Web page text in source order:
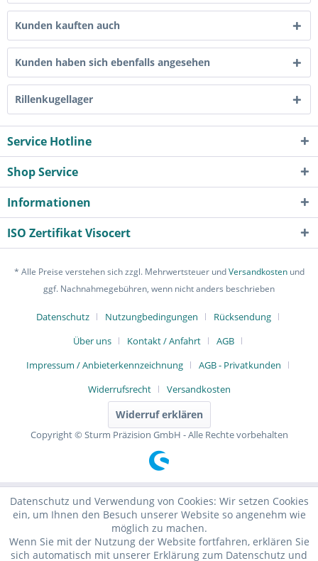
Kunden kauften auch
Kunden haben sich ebenfalls angesehen
Rillenkugellager
Service Hotline
Shop Service
Informationen
ISO Zertifikat Visocert
* Alle Preise verstehen sich zzgl. Mehrwertsteuer undVersandkostenund
ggf. Nachnahmegebühren, wenn nicht anders beschrieben
Datenschutz Nutzungbedingungen
Rücksendung
Über uns
Kontakt / Anfahrt
AGB
Impressum / Anbieterkennzeichnung
AGB - Privatkunden
Widerrufsrecht
Versandkosten
Widerruf erklären
Copyright © Sturm Präzision GmbH - Alle Rechte vorbehalten
Datenschutz und Verwendung von Cookies: Wir setzen Cookies
ein, um Ihnen den Besuch unserer Website so angenehm wie
möglich zu machen.
Wenn Sie mit der Nutzung der Website fortfahren, erklären Sie
sich automatisch mit unserer Erklärung zum Datenschutz und